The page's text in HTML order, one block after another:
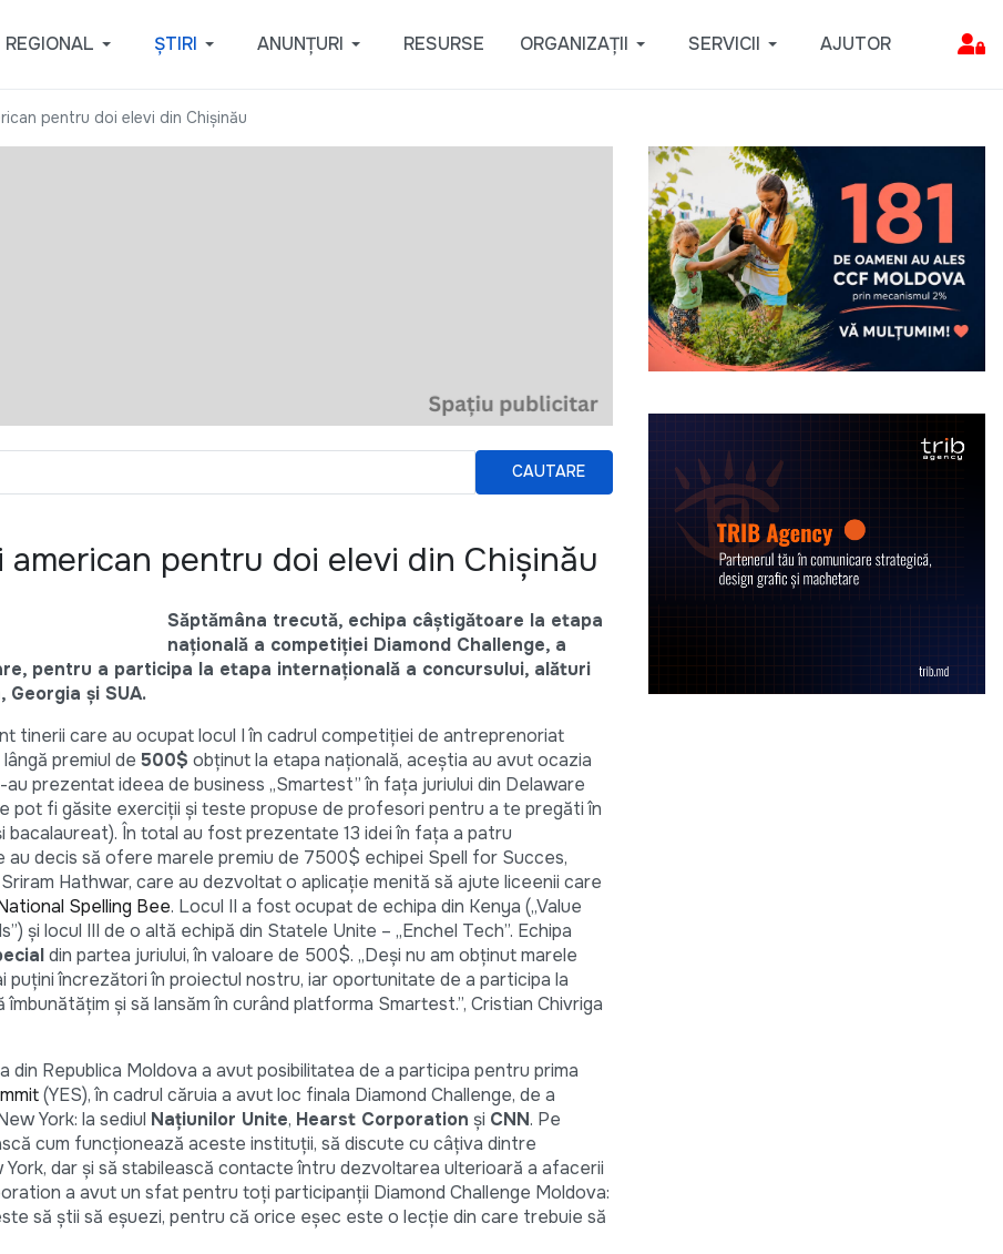
REGIONAL ȘTIRI ANUNȚURI RESURSE ORGANIZAȚII SERVICII AJUTOR
pentru doi elevi din Chișinău
CAUTARE
pentru doi elevi din Chișinău
Săptămâna trecută, echipa câștigătoare la etapa
națională a competiției Diamond Challenge, a
pentru a participa la etapa internațională a concursului, alături
și SUA.
tinerii care au ocupat locul I în cadrul competiției de antreprenoriat
lângă premiul de 500$ obținut la etapa națională, aceștia au avut ocazia
prezentat ideea de business „Smartest” în fața juriului din Delaware
pot fi găsite exerciții și teste propuse de profesori pentru a te pregăti în
bacalaureat). În total au fost prezentate 13 idei în fața a patru
au decis să ofere marele premiu de 7500$ echipei Spell for Succes,
Hathwar, care au dezvoltat o aplicație menită să ajute liceenii care
Spelling Bee. Locul II a fost ocupat de echipa din Kenya („Value
și locul III de o altă echipă din Statele Unite – „Enchel Tech”. Echipa
din partea juriului, în valoare de 500$. „Deși nu am obținut marele
puțini încrezători în proiectul nostru, iar oportunitate de a participa la
și să lansăm în curând platforma Smartest.”, Cristian Chivriga
din Republica Moldova a avut posibilitatea de a participa pentru prima
(YES), în cadrul căruia a avut loc finala Diamond Challenge, de a
York: la sediul Națiunilor Unite, Hearst Corporation și CNN. Pe
cum funcționează aceste instituții, să discute cu câțiva dintre
dar și să stabilească contacte întru dezvoltarea ulterioară a afacerii
a avut un sfat pentru toți participanții Diamond Challenge Moldova:
să știi să eșuezi, pentru că orice eșec este o lecție din care trebuie să